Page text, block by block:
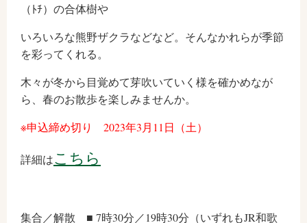
（ﾄﾁ）の合体樹や
いろいろな熊野ザクラなどなど。そんなかれらが季節
を彩ってくれる。
木々が冬から目覚めて芽吹いていく様を確かめなが
ら、春のお散歩を楽しみませんか。
※申込締め切り 2023年3月11日（土）
詳細はこちら
集合／解散 ■ 7時30分／19時30分（いずれもJR和歌